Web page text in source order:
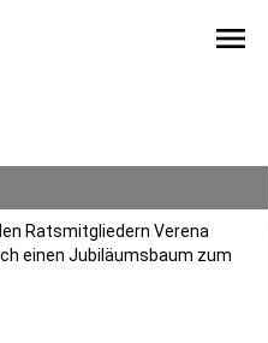
menu
Ratsmitgliedern Verena
einen Jubiläumsbaum zum